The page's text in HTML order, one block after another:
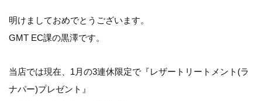
明けましておめでとうございます。
GMT EC課の黒澤です。
当店では現在、1月の3連休限定で『レザートリートメント(ラ
ナパー)プレゼント』